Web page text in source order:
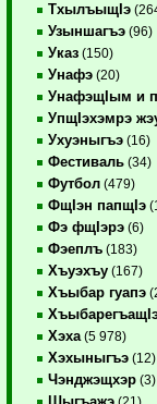
ТхылъыщIэ
Узыншагъэ (96)
Указ (150)
Унафэ (20)
УнафэщIым и
УпщIэхэмрэ
Ухуэныгъэ (16)
Фестиваль (34)
Футбол (479)
ФщIэн папщIэ
Фэ фщIэрэ (6)
Фэеплъ (183)
Хъуэхъу (167)
Хъыбар гуапэ
Хэха (5 978)
Хэхыныгъэ (12)
Чэнджэщхэр (3)
(21)